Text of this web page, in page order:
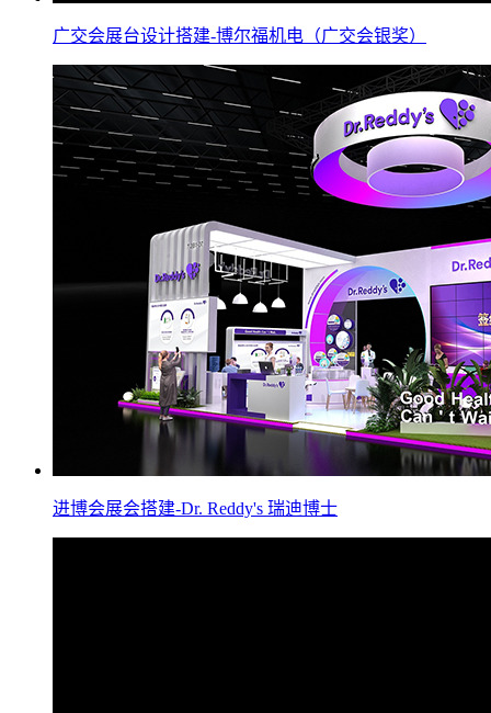
广交会展台设计搭建-博尔福机电（广交会银奖）
进博会展会搭建-Dr. Reddy's 瑞迪博士